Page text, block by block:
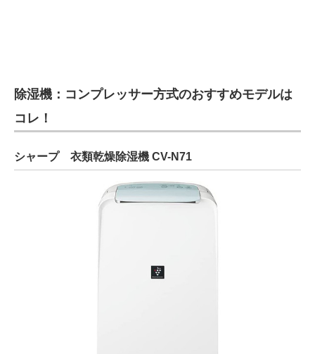
除湿機：コンプレッサー方式のおすすめモデルは
コレ！
シャープ 衣類乾燥除湿機 CV-N71